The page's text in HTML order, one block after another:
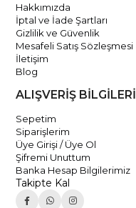
Hakkımızda
İptal ve İade Şartları
Gizlilik ve Güvenlik
Mesafeli Satış Sözleşmesi
İletişim
Blog
ALIŞVERİŞ BİLGİLERİ
Sepetim
Siparişlerim
Üye Girişi / Üye Ol
Şifremi Unuttum
Banka Hesap Bilgilerimiz
Takipte Kal